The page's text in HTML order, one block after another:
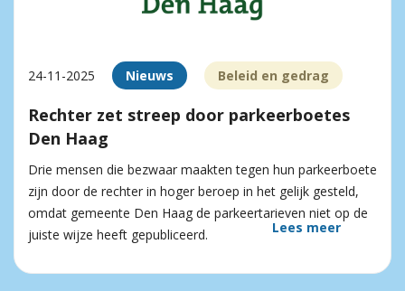
24-11-2025 Nieuws Beleid en gedrag
Rechter zet streep door parkeerboetes
Den Haag
Drie mensen die bezwaar maakten tegen hun parkeerboete
zijn door de rechter in hoger beroep in het gelijk gesteld,
omdat gemeente Den Haag de parkeertarieven niet op de
juiste wijze heeft gepubliceerd.
Lees meer